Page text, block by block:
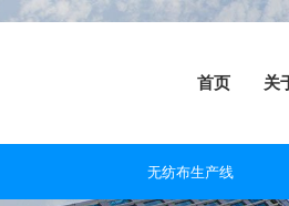
首页 关
无纺布生产线